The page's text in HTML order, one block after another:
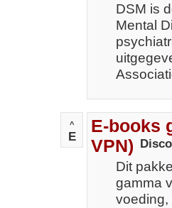
DSM is
Mental
^
E
E-books
VPN)
Dit
gamma
voeding,